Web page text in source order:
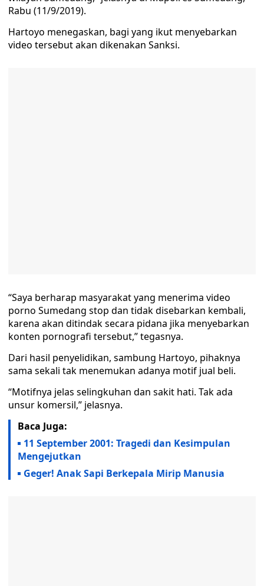
Rabu (11/9/2019).
Hartoyo menegaskan, bagi yang ikut menyebarkan
video tersebut akan dikenakan Sanksi.
“Saya berharap masyarakat yang menerima video
porno Sumedang stop dan tidak disebarkan kembali,
karena akan ditindak secara pidana jika menyebarkan
konten pornografi tersebut,” tegasnya.
Dari hasil penyelidikan, sambung Hartoyo, pihaknya
sama sekali tak menemukan adanya motif jual beli.
“Motifnya jelas selingkuhan dan sakit hati. Tak ada
unsur komersil,” jelasnya.
Baca Juga:
11 September 2001: Tragedi dan Kesimpulan
Mengejutkan
Geger! Anak Sapi Berkepala Mirip Manusia